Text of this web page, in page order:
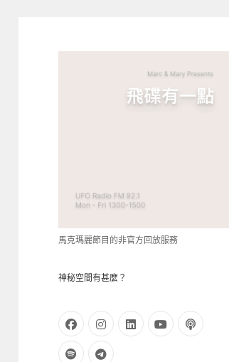
秘
空
間
馬克瑪麗節目的非官方回放服務
神秘空間有甚麼？
facebookinstagram
linkedinyoutubepodcast
spotifytelegram